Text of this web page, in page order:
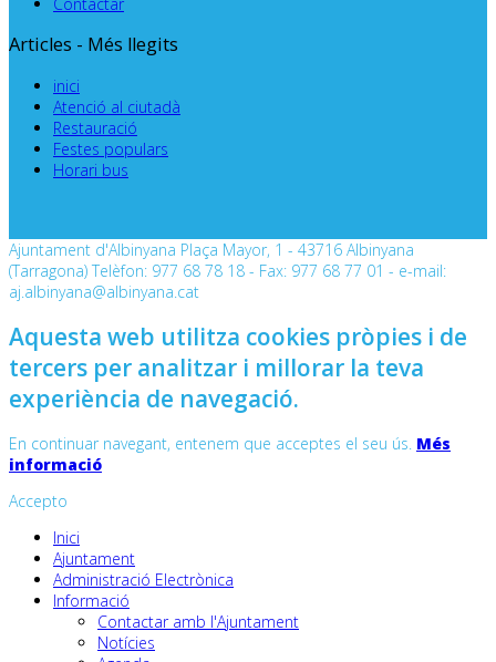
Articles - Més llegits
inici
Atenció al ciutadà
Restauració
Festes populars
Horari bus
Ajuntament d'Albinyana Plaça Mayor, 1 - 43716 Albinyana
(Tarragona) Telèfon: 977 68 78 18 - Fax: 977 68 77 01 - e-mail:
aj.albinyana@albinyana.cat
Aquesta web utilitza cookies pròpies i de
tercers per analitzar i millorar la teva
experiència de navegació.
En continuar navegant, entenem que acceptes el seu ús. Més
informació
Accepto
Inici
Ajuntament
Administració Electrònica
Informació
Contactar amb l'Ajuntament
Notícies